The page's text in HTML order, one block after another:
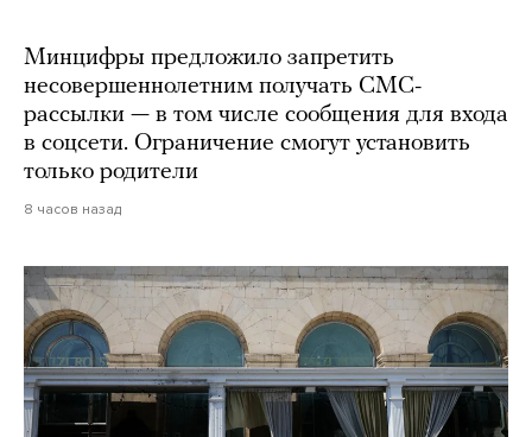
Минцифры предложило запретить
несовершеннолетним получать СМС-
рассылки — в том числе сообщения для входа
в соцсети. Ограничение смогут установить
только родители
8 часов назад